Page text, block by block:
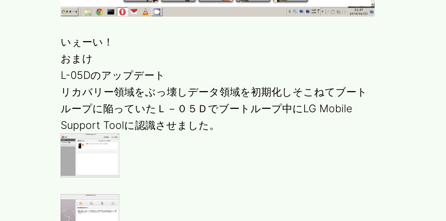
いぇーい！
おまけ
L-05Dのアップデート
リカバリー領域をぶっ壊しデータ領域を初期化しそこねてブート
ループに陥っていたＬ－０５Ｄでブートループ中にLG Mobile
Support Toolに認識させました。